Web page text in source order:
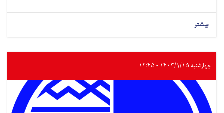
بیشتر
چهارشنبه ۱۴۰۳/۱/۱۵ - ۱۲:۴۵